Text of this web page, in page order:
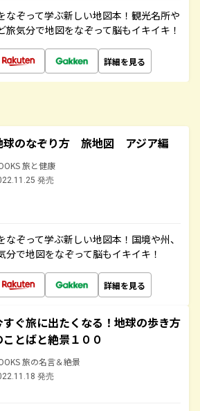
なぞって学ぶ新しい地図本！観光名所や
旅気分で地図をなぞって脳もイキイキ！
詳細を見る
球のなぞり方 旅地図 アジア編
旅と健康
発売
ぞって学ぶ新しい地図本！国境や州、
で地図をなぞって脳もイキイキ！
詳細を見る
すぐ旅に出たくなる！地球の歩き方
ことばと絶景１００
旅の名言＆絶景
発売